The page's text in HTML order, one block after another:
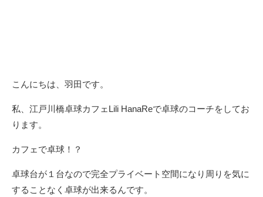
こんにちは、羽田です。
私、江戸川橋卓球カフェLili HanaReで卓球のコーチをしてお
ります。
カフェで卓球！？
卓球台が１台なので完全プライベート空間になり周りを気に
することなく卓球が出来るんです。